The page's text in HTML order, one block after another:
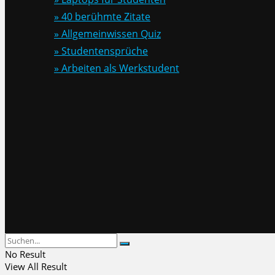
» 40 berühmte Zitate
» Allgemeinwissen Quiz
» Studentensprüche
» Arbeiten als Werkstudent
No Result
View All Result